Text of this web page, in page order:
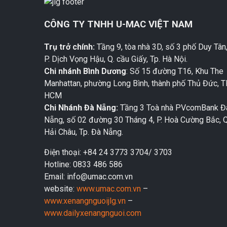
CÔNG TY TNHH U-MAC VIỆT NAM
Trụ trở chính: Tầng 9, tòa nhà 3D, số 3 phố Duy Tân,
P. Dịch Vọng Hậu, Q. cầu Giấy, Tp. Hà Nội.
Chi nhánh Bình Dương: Số 15 đường T16, Khu The
Manhattan, phường Long Bình, thành phố Thủ Đức,
HCM
Chi Nhánh Đà Nẵng: Tầng 3 Toà nhà PVcomBank
Nẵng, số 02 đường 30 Tháng 4, P. Hoà Cường Bắc,
Hải Châu, Tp. Đà Nẵng.
Điện thoại: +84 24 3773 3704/ 3703
Hotline: 0833 486 586
Email: info@umac.com.vn
website: www.umac.com.vn –
www.xenangnguoijlg.vn –
www.dailyxenangnguoi.com